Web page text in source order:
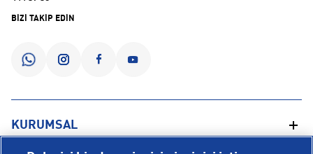
BİZİ TAKİP EDİN
KURUMSAL